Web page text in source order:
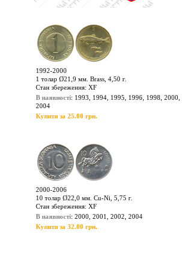
1992-2000
1 толар Ø21,9 мм. Brass, 4,50 г.
Стан збереження: XF
В наявності: 1993, 1994, 1995, 1996, 1998, 2000,
2004
Купити за 25.00 грн.
2000-2006
10 толар Ø22,0 мм. Cu-Ni, 5,75 г.
Стан збереження: XF
В наявності: 2000, 2001, 2002, 2004
Купити за 32.00 грн.